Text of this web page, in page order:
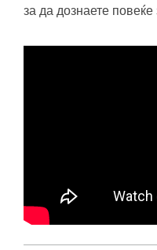
за да дознаете повеќе